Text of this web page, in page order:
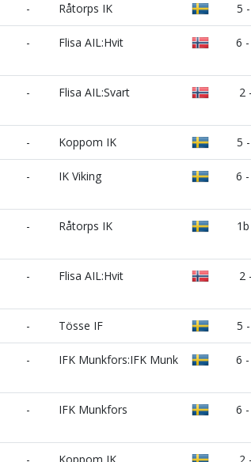
- Råtorps IK 5
- Flisa AIL:Hvit
6
- Flisa AIL:Svart
2
- Koppom IK 5
- IK Viking
6
- Råtorps IK
- Flisa AIL:Hvit
2
- Tösse IF 5
- IFK Munkfors:IFK Munk
6
- IFK Munkfors
6